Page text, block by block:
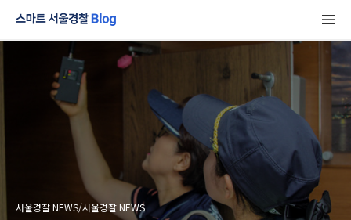
서울경찰 NEWS/서울경찰 NEWS